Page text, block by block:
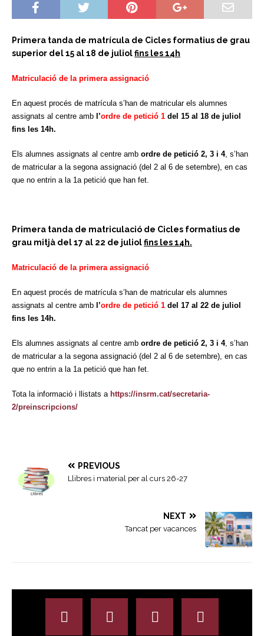
Primera tanda de matrícula de Cicles formatius de grau
superior del 15 al 18 de juliolfins les 14h
Matriculació de la primera assignació
En aquest procés de matrícula s’han de matricular els alumnes
assignats al centre amb l’ordre de petició 1 del 15 al 18 de juliol
fins les 14h.
Els alumnes assignats al centre amb ordre de petició 2, 3 i 4, s’han
de matricular a la segona assignació (del 2 al 6 de setembre), en cas
que no entrin a la 1a petició que han fet.
Primera tanda de matriculació de Cicles formatius de
grau mitjà del 17 al 22 de juliolfins les 14h.
Matriculació de la primera assignació
En aquest procés de matrícula s’han de matricular els alumnes
assignats al centre amb l’ordre de petició 1 del 17 al 22 de juliol
fins les 14h.
Els alumnes assignats al centre amb ordre de petició 2, 3 i 4, s’han
de matricular a la segona assignació (del 2 al 6 de setembre), en cas
que no entrin a la 1a petició que han fet.
Tota la informació i llistats a https://insrm.cat/secretaria-
2/preinscripcions/
PREVIOUS
Llibres i material per al curs 26-27
NEXT
Tancat per vacances